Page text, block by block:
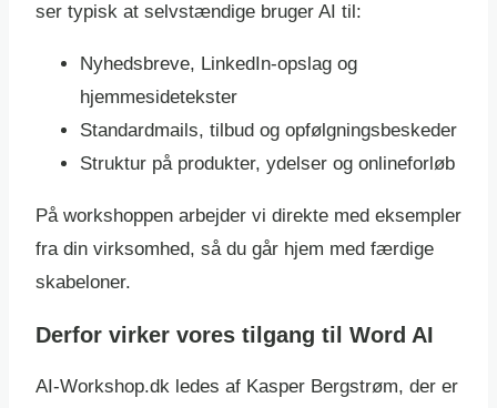
ser typisk at selvstændige bruger AI til:
Nyhedsbreve, LinkedIn-opslag og
hjemmesidetekster
Standardmails, tilbud og opfølgningsbeskeder
Struktur på produkter, ydelser og onlineforløb
På workshoppen arbejder vi direkte med eksempler
fra din virksomhed, så du går hjem med færdige
skabeloner.
Derfor virker vores tilgang til Word AI
AI-Workshop.dk ledes af Kasper Bergstrøm, der er